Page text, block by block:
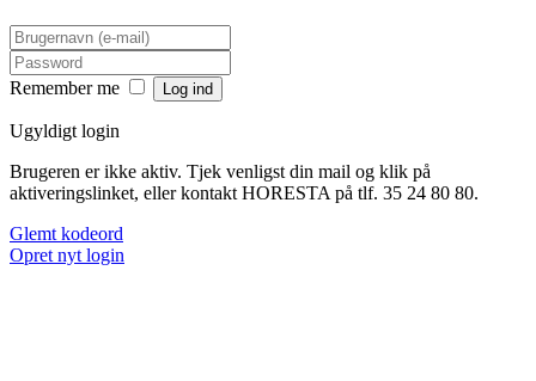
Remember me
Ugyldigt login
Brugeren er ikke aktiv. Tjek venligst din mail og klik på
aktiveringslinket, eller kontakt HORESTA på tlf. 35 24 80 80.
Glemt kodeord
Opret nyt login